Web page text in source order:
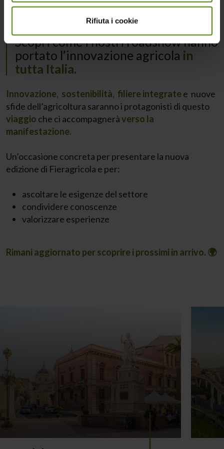
Rifiuta i cookie
Scopri come i nostri roadshow hanno
portato l’innovazione agricola in
tutta Italia.
Innovazione, sostenibilità, filiere integratee nuove
sfide dell’agricoltura saranno i protagonisti di questo
viaggio che ci accompagneràverso la
manifestazione.
Un’occasione concreta per presentare la nuova
edizione di Fieragricola e per:
ascoltare le esigenze del settore
condividere conoscenze
valorizzare esperienze
Rimani aggiornato per scoprire i prossimi in arrivo. 🌍